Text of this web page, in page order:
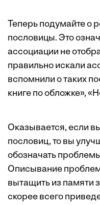
Теперь подумайте о
пословицы. Это
ассоциации не
правильно искали
вспомнили о таких
книге по обложке»,
Оказывается, если
пословиц, то вы
обозначать
Описывание
вытащить из памяти
скорее всего